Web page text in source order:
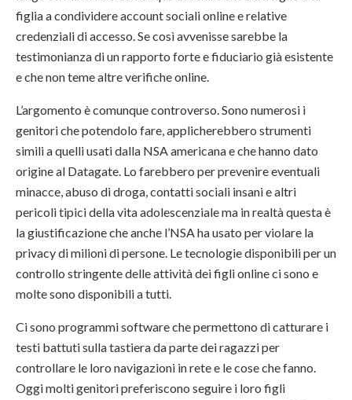
figlia a condividere account sociali online e relative
credenziali di accesso. Se così avvenisse sarebbe la
testimonianza di un rapporto forte e fiduciario già esistente
e che non teme altre verifiche online.
L’argomento è comunque controverso. Sono numerosi i
genitori che potendolo fare, applicherebbero strumenti
simili a quelli usati dalla NSA americana e che hanno dato
origine al Datagate. Lo farebbero per prevenire eventuali
minacce, abuso di droga, contatti sociali insani e altri
pericoli tipici della vita adolescenziale ma in realtà questa è
la giustificazione che anche l’NSA ha usato per violare la
privacy di milioni di persone. Le tecnologie disponibili per un
controllo stringente delle attività dei figli online ci sono e
molte sono disponibili a tutti.
Ci sono programmi software che permettono di catturare i
testi battuti sulla tastiera da parte dei ragazzi per
controllare le loro navigazioni in rete e le cose che fanno.
Oggi molti genitori preferiscono seguire i loro figli